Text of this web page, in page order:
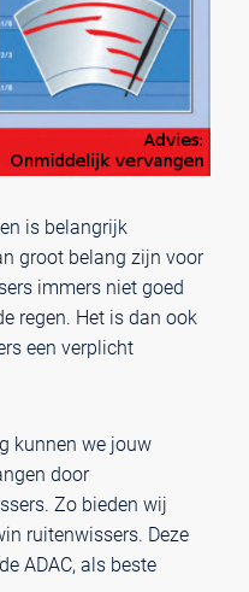
is belangrijk
groot belang zijn voor
immers niet goed
regen. Het is dan ook
een verplicht
kunnen we jouw
door
Zo bieden wij
ruitenwissers. Deze
ADAC, als beste